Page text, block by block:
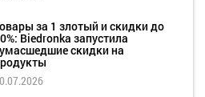
за 1 злотый и скидки до
Biedronka запустила
скидки на